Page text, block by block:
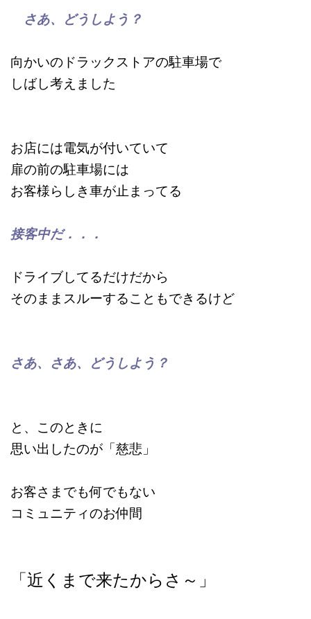
さあ、どうしよう？
向かいのドラックストアの駐車場で
しばし考えました
お店には電気が付いていて
扉の前の駐車場には
お客様らしき車が止まってる
接客中だ．．．
ドライブしてるだけだから
そのままスルーすることもできるけど
さあ、さあ、どうしよう？
と、このときに
思い出したのが「慈悲」
お客さまでも何でもない
コミュニティのお仲間
「近くまで来たからさ～」